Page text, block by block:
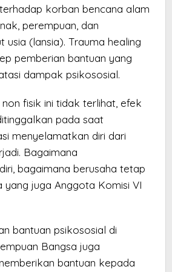
korban bencana alam
perempuan, dan
usia (lansia). Trauma healing
pemberian bantuan yang
dampak psikososial.
fisik ini tidak terlihat, efek
pada saat
menyelamatkan diri dari
Bagaimana
bagaimana berusaha tetap
yang juga Anggota Komisi VI
bantuan psikososial di
Bangsa juga
bantuan kepada